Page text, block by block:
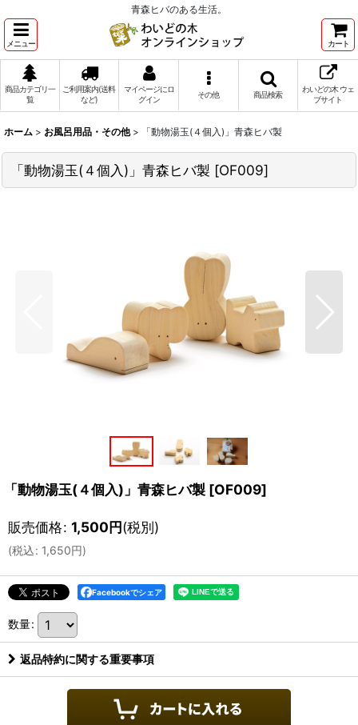
青森ヒバのある生活。
メニュー カート
商品カテゴリ一
覧
ご利用案内(送料
など)
マイページにロ
グイン
その他 商品検索
わいどの木 ウェ
ブサイト
ホーム > お風呂用品・その他 > 「動物湯玉(４個入)」青森ヒバ製
「動物湯玉(４個入)」青森ヒバ製 [OF009]
「動物湯玉(４個入)」青森ヒバ製 [OF009]
販売価格: 1,500円(税別)
(税込: 1,650円)
Facebookでシェア
数量:
返品特約に関する重要事項